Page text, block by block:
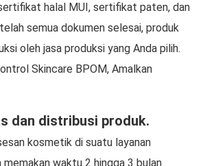
halal MUI, sertifikat paten, dan
semua dokumen selesai, produk
oleh jasa produksi yang Anda pilih.
Skincare BPOM, Amalkan
dan distribusi produk.
kosmetik di suatu layanan
waktu 2 hingga 3 bulan